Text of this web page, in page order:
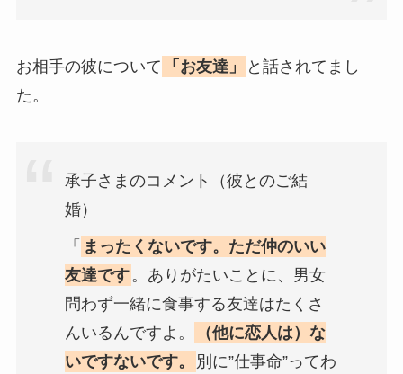
お相手の彼について 「お友達」
と話されてまし
た。
承子さまのコメント（彼とのご結
婚）
「 まったくないです。ただ仲のいい
友達です 。ありがたいことに、男女
問わず一緒に食事する友達はたくさ
んいるんですよ。
（他に恋人は）な
いですないです。
別に”仕事命”ってわ